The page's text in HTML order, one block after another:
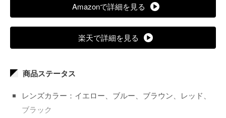
Amazonで詳細を見る
楽天で詳細を見る
商品ステータス
レンズカラー：イエロー、ブルー、ブラウン、レッド、
ブラック